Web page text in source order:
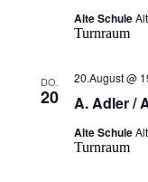
Alte Schule
Turnraum
DO.
20 A. Adler /
20.August @
Alte Schule
Turnraum